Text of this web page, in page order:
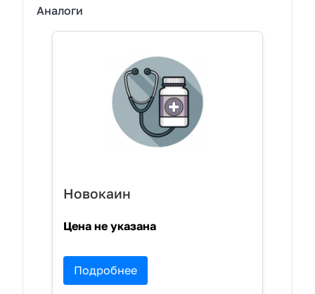
Аналоги
Новокаин
Цена не указана
Подробнее